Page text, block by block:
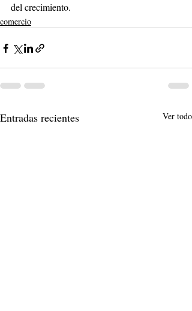
del crecimiento.
comercio
Entradas recientes Ver todo